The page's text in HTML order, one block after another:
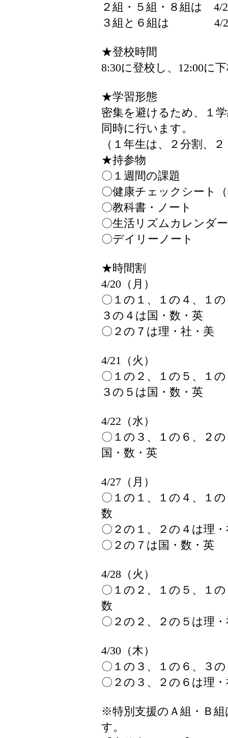
２組・５組・８組は 4/
３組と６組は 4/22
★登校時間
8:30に登校し、12:00に
★学習形態
密集を避けるため、１
同時に行います。
（１年生は、２分割、
★持参物
〇１週間の課題
〇健康チェックシート
〇教科書・ノート
〇生活リズムカレンダー
〇デイリーノート
★時間割
4/20（月）
〇１の１、１の４、１
３の４は国・数・英
〇２の７は理・社・美
4/21（火）
〇１の２、１の５、１
３の５は国・数・英
4/22（水）
〇１の３、１の６、２
国・数・英
4/27（月）
〇１の１、１の４、１
数
〇２の１、２の４は理
〇２の７は国・数・英
4/28（火）
〇１の２、１の５、１
数
〇２の２、２の５は理
4/30（木）
〇１の３、１の６、３
〇２の３、２の６は理
※特別支援のＡ組・Ｂ
す。